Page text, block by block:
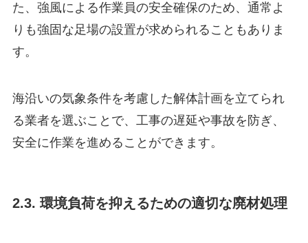
た、強風による作業員の安全確保のため、通常よ
りも強固な足場の設置が求められることもありま
す。
海沿いの気象条件を考慮した解体計画を立てられ
る業者を選ぶことで、工事の遅延や事故を防ぎ、
安全に作業を進めることができます。
2.3. 環境負荷を抑えるための適切な廃材処理